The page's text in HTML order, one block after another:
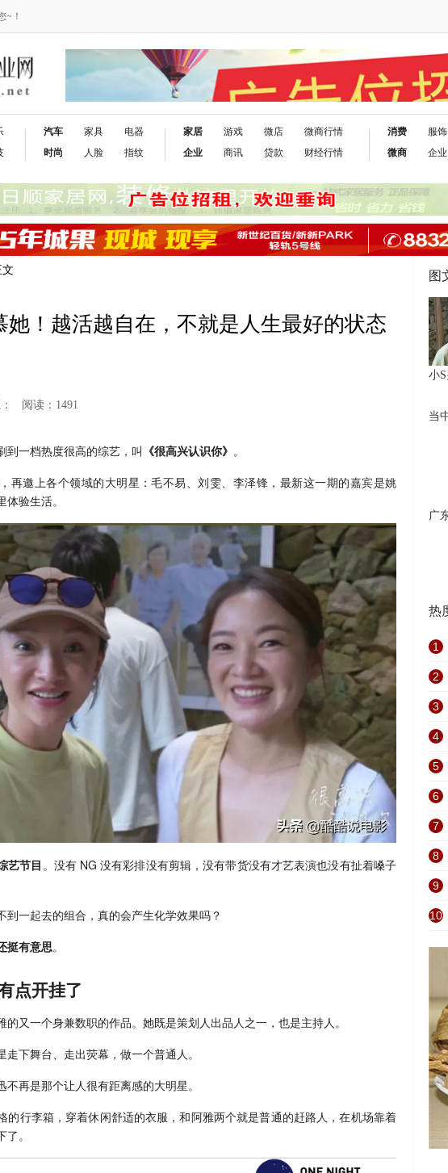
~！
汽车
时尚
家具
人脸
电器
指纹
家居
企业
游戏
商讯
微店
贷款
微商行情
财经行情
消费
微商
服饰
企业
文
她！越活越自在，不就是人生最好的状态
： 阅读：1491
到一档热度很高的综艺，叫 《很高兴认识你》 。
再邀上各个领域的大明星：毛不易、刘雯、李泽锋，最新这一期的嘉宾是姚
验生活。
艺节目 。没有 NG 没有彩排没有剪辑，没有带货没有才艺表演也没有扯着嗓子
到一起去的组合，真的会产生化学效果吗？
挺有意思。
点开挂了
的又一个身兼数职的作品。她既是策划人出品人之一，也是主持人。
下舞台、走出荧幕，做一个普通人。
再是那个让人很有距离感的大明星。
的行李箱，穿着休闲舒适的衣服，和阿雅两个就是普通的赶路人，在机场靠着
。
图
小
当
广
热
1
2
3
4
5
6
7
8
9
10